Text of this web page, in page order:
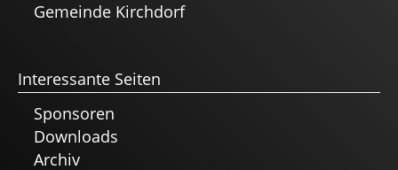
Gemeinde Kirchdorf
Interessante Seiten
Sponsoren
Downloads
Archiv